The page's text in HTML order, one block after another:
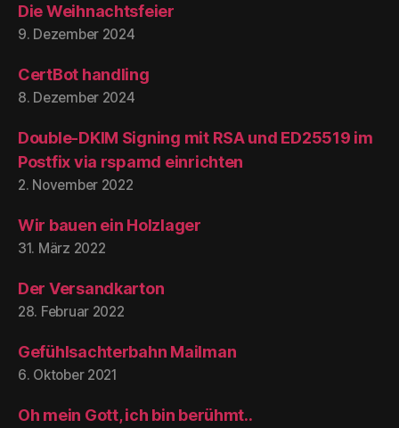
Die Weihnachtsfeier
9. Dezember 2024
CertBot handling
8. Dezember 2024
Double-DKIM Signing mit RSA und ED25519 im
Postfix via rspamd einrichten
2. November 2022
Wir bauen ein Holzlager
31. März 2022
Der Versandkarton
28. Februar 2022
Gefühlsachterbahn Mailman
6. Oktober 2021
Oh mein Gott, ich bin berühmt..